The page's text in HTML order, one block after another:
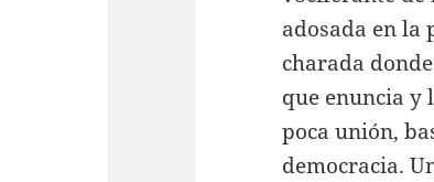
adosada en la
charada
que enuncia y
poca unión,
democracia.